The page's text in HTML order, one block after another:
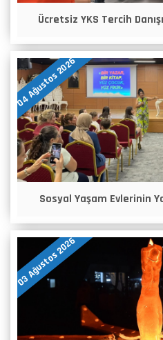
Ücretsiz YKS Tercih
04 Ağustos 2026
Sosyal Yaşam Evlerinin
03 Ağustos 2026